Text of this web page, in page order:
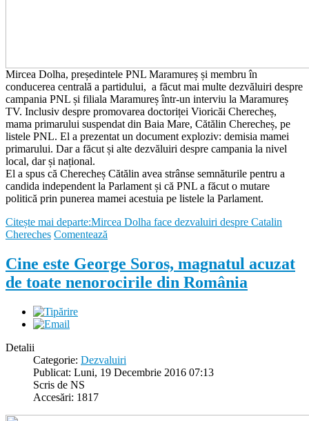
Mircea Dolha, președintele PNL Maramureș și membru în
conducerea centrală a partidului, a făcut mai multe dezvăluiri despre
campania PNL și filiala Maramureș într-un interviu la Maramureș
TV. Inclusiv despre promovarea doctoriței Vioricăi Cherecheș,
mama primarului suspendat din Baia Mare, Cătălin Cherecheș, pe
listele PNL. El a prezentat un document exploziv: demisia mamei
primarului. Dar a făcut și alte dezvăluiri despre campania la nivel
local, dar și național.
El a spus că Cherecheș Cătălin avea strânse semnăturile pentru a
candida independent la Parlament și că PNL a făcut o mutare
politică prin punerea mamei acestuia pe listele la Parlament.
Citește mai departe:Mircea Dolha face dezvaluiri despre Catalin
Chereches Comentează
Cine este George Soros, magnatul acuzat
de toate nenorocirile din România
Detalii
Categorie: Dezvaluiri
Publicat: Luni, 19 Decembrie 2016 07:13
Scris de NS
Accesări: 1817